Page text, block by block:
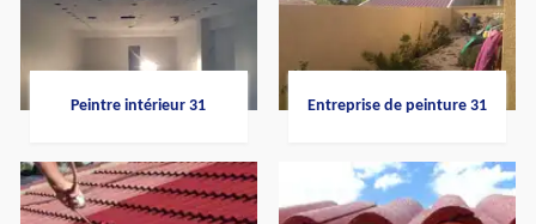
Peintre intérieur 31 Entreprise de peinture 31